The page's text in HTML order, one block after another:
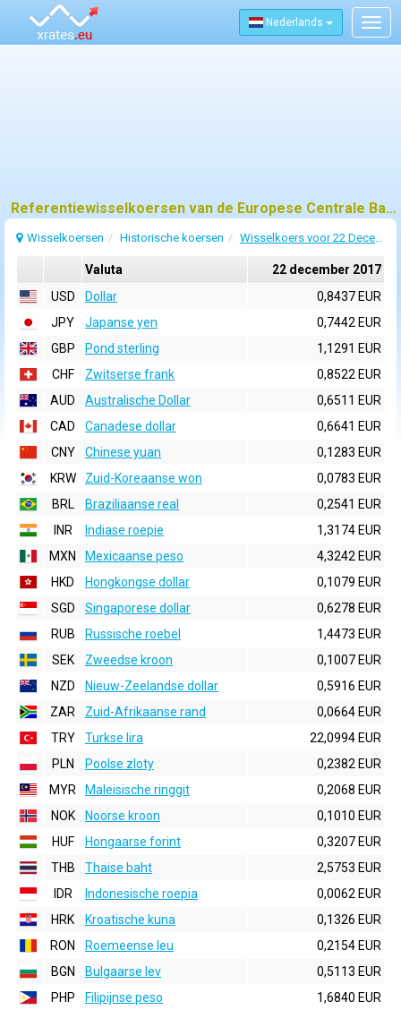
Nederlands
Referentiewisselkoersen van de Europese Centrale Bank (ECB) voor 22 december 2017
Wisselkoersen Historische koersen Wisselkoers voor 22 December 2017
Valuta
22 december 2017
USD
Dollar
0,8437 EUR
JPY
Japanse yen
0,7442 EUR
GBP
Pond sterling
1,1291 EUR
CHF
Zwitserse frank
0,8522 EUR
AUD
Australische Dollar
0,6511 EUR
CAD
Canadese dollar
0,6641 EUR
CNY
Chinese yuan
0,1283 EUR
KRW
Zuid-Koreaanse won
0,0783 EUR
BRL
Braziliaanse real
0,2541 EUR
INR
Indiase roepie
1,3174 EUR
MXN
Mexicaanse peso
4,3242 EUR
HKD
Hongkongse dollar
0,1079 EUR
SGD
Singaporese dollar
0,6278 EUR
RUB
Russische roebel
1,4473 EUR
SEK
Zweedse kroon
0,1007 EUR
NZD
Nieuw-Zeelandse dollar
0,5916 EUR
ZAR
Zuid-Afrikaanse rand
0,0664 EUR
TRY
Turkse lira
22,0994 EUR
PLN
Poolse zloty
0,2382 EUR
MYR
Maleisische ringgit
0,2068 EUR
NOK
Noorse kroon
0,1010 EUR
HUF
Hongaarse forint
0,3207 EUR
THB
Thaise baht
2,5753 EUR
IDR
Indonesische roepia
0,0062 EUR
HRK
Kroatische kuna
0,1326 EUR
RON
Roemeense leu
0,2154 EUR
BGN
Bulgaarse lev
0,5113 EUR
PHP
Filipijnse peso
1,6840 EUR